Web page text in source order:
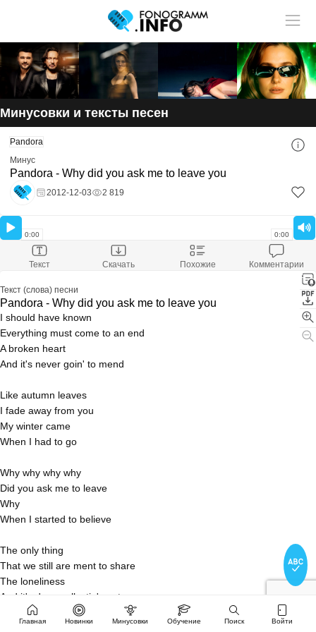
Главная Новинки Минусовки Обучение Поиск Войти
Учитель музыки?
У нас
твои ученики!
Размещай
статьи и видео в разделе "Обучение"
Минусовки и тексты песен
Pandora
Минус
Pandora - Why did you ask me to leave you
2012-12-03 2 819
0:00 0:00
Текст Скачать Похожие Комментарии
Текст (слова) песни
Pandora - Why did you ask me to leave you
I should have known
Everything must come to an end
A broken heart
And it's never goin' to mend
Like autumn leaves
I fade away from you
My winter came
When I had to go
Why why why why
Did you ask me to leave
Why
When I started to believe
The only thing
That we still are ment to share
The loneliness
And it's deep collectin' my tears
Скачать минусовку
Pandora - Why did you ask me to leave you
Скачали:147
6.54 Mb
Расширение файла:mp3
Скачать минус